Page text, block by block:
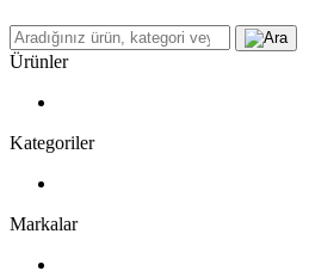
Ürünler
Kategoriler
Markalar